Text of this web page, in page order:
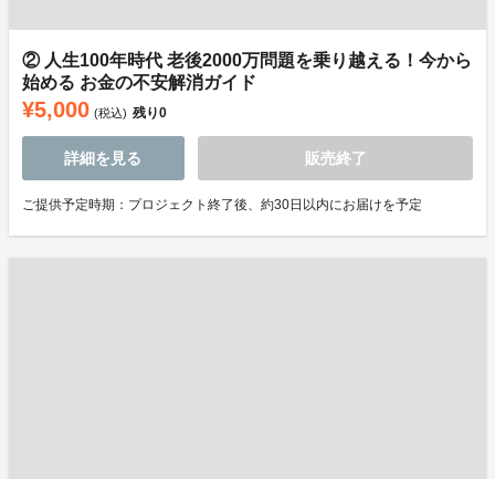
② 人生100年時代 老後2000万問題を乗り越える！今から
始める お金の不安解消ガイド
¥5,000 (税込) 残り0
詳細を見る 販売終了
ご提供予定時期：プロジェクト終了後、約30日以内にお届けを予定